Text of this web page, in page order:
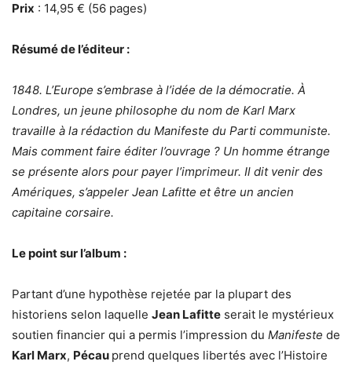
Prix : 14,95 € (56 pages)
Résumé de l’éditeur :
1848. L’Europe s’embrase à l’idée de la démocratie. À
Londres, un jeune philosophe du nom de Karl Marx
travaille à la rédaction du Manifeste du Parti communiste.
Mais comment faire éditer l’ouvrage ? Un homme étrange
se présente alors pour payer l’imprimeur. Il dit venir des
Amériques, s’appeler Jean Lafitte et être un ancien
capitaine corsaire.
Le point sur l’album :
Partant d’une hypothèse rejetée par la plupart des
historiens selon laquelle Jean Lafitte serait le mystérieux
soutien financier qui a permis l’impression du Manifeste de
Karl Marx, Pécau prend quelques libertés avec l’Histoire